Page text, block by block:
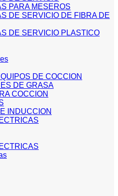
PARA MESEROS
DE SERVICIO DE FIBRA DE
DE SERVICIO PLASTICO
DE COCCION
DE GRASA
COCCION
INDUCCION